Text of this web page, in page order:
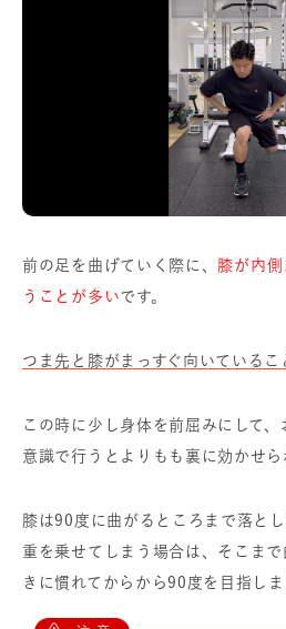
前の足を曲げていく際に、 膝が内側
うことが多いです。
つま先と膝がまっすぐ向いているこ
この時に少し身体を前屈みにして、
意識で行うとよりもも裏に効かせら
膝は90度に曲がるところまで落と
重を乗せてしまう場合は、そこま
きに慣れてからから90度を目指しま